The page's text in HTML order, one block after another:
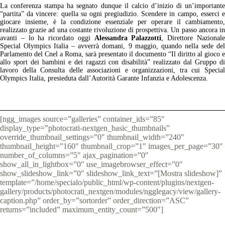
La conferenza stampa ha segnato dunque il calcio d’inizio di un’importante
“partita” da vincere: quella su ogni pregiudizio. Scendere in campo, esserci e
giocare insieme, è la condizione essenziale per operare il cambiamento,
realizzato grazie ad una costante rivoluzione di prospettiva. Un passo ancora in
avanti – lo ha ricordato oggi Alessandra Palazzotti, Direttore Nazionale
Special Olympics Italia – avverrà domani, 9 maggio, quando nella sede del
Parlamento del Cnel a Roma, sarà presentato il documento “Il diritto al gioco e
allo sport dei bambini e dei ragazzi con disabilità” realizzato dal Gruppo di
lavoro della Consulta delle associazioni e organizzazioni, tra cui Special
Olympics Italia, presieduta dall’Autorità Garante Infanzia e Adolescenza.
[ngg_images source=”galleries” container_ids=”85″
display_type=”photocrati-nextgen_basic_thumbnails”
override_thumbnail_settings=”0″ thumbnail_width=”240″
thumbnail_height=”160″ thumbnail_crop=”1″ images_per_page=”30″
number_of_columns=”5″ ajax_pagination=”0″
show_all_in_lightbox=”0″ use_imagebrowser_effect=”0″
show_slideshow_link=”0″ slideshow_link_text=”[Mostra slideshow]”
template=”/home/specialo/public_html/wp-content/plugins/nextgen-
gallery/products/photocrati_nextgen/modules/ngglegacy/view/gallery-
caption.php” order_by=”sortorder” order_direction=”ASC”
returns=”included” maximum_entity_count=”500″]